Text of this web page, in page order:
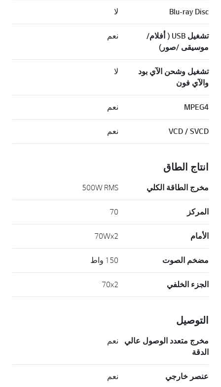
Blu-ray Disc لا
تشغيل USB ( أفلام/
موسيقى /صور)
نعم
تشغيل وشحن الآي بود
والآي فون
لا
MPEG4 نعم
VCD / SVCD نعم
انتاج الطاق
مخرج الطاقة الكلي 500W RMS
المركز 70
الأمام 70Wx2
مضخم الصوت 150 واط
الجزء الخلفي 70x2
التوصيل
مخرج متعدد الوصول عالي
الدقة
نعم
عنصر خارجي نعم